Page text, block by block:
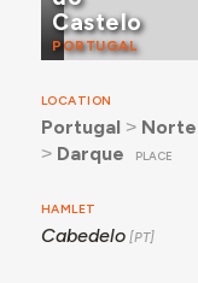
Castelo
PORTUGAL
LOCATION
Portugal ˃ Norte
˃ Darque PLACE
HAMLET
Cabedelo